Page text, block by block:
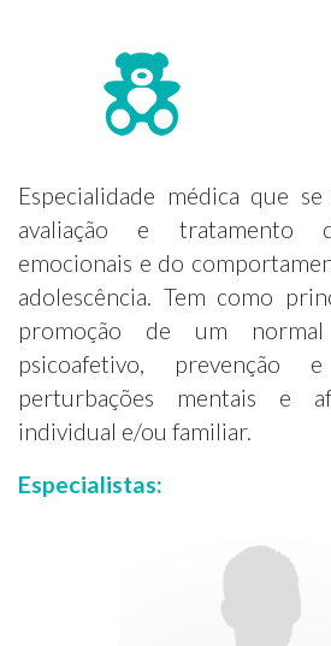
Especialidade médica que
avaliação e tratamento
emocionais e do
adolescência. Tem como
promoção de um normal
psicoafetivo, prevenção
perturbações mentais e
individual e/ou familiar.
Especialistas: